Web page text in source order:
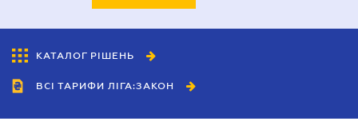
КАТАЛОГ РІШЕНЬ
ВСІ ТАРИФИ ЛІГА:ЗАКОН